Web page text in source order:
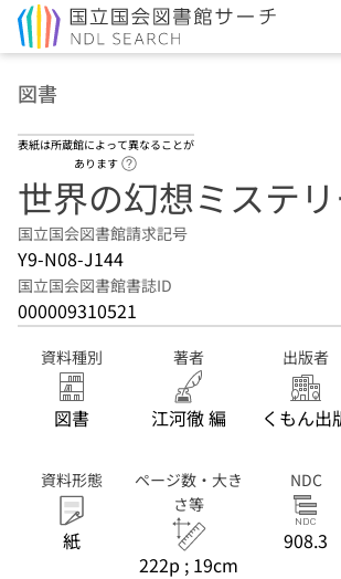
図書
表紙は所蔵館によって異なることが
あります
世界の幻想ミステ
国立国会図書館請求記号
Y9-N08-J144
国立国会図書館書誌ID
000009310521
資料種別
図書
著者
江河徹 編
出版者
くもん出
資料形態
紙
ページ数・大き
さ等
222p ; 19cm
NDC
908.3